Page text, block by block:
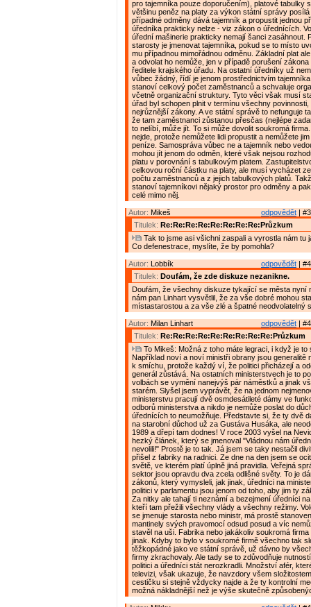
pro tajemníka pouze doporučením), platové tabulky
většinu peněz na platy za výkon státní správy
případné odměny dává tajemník a propustit jednou
úředníka prakticky nelze - viz zákon o úřednících.
úřední mašinerie prakticky nemají šanci zasáhnout.
starosty je jmenovat tajemníka, pokud se to místo
mu případnou mimořádnou odměnu. Základní plat
a odvolat ho nemůže, jen v případě porušení
ředitele krajského úřadu. Na ostatní úředníky už
vůbec žádný, řídí je jenom prostřednictvím
stanoví celkový počet zaměstnanců a schvaluje
včetně organizační struktury. Tyto věci však musí
úřad byl schopen plnit v termínu všechny
nejrůznější zákony. A ve státní správě to nefunguje
že tam zaměstnanci zůstanou přesčas (nejlépe
to nelíbí, může jít. To si může dovolit soukromá
nejde, protože nemůžete lidi propustit a nemůžete
peníze. Samospráva vůbec ne a tajemník nebo
mohou jít jenom do odměn, které však nejsou
platu v porovnání s tabulkovým platem.
celkovou roční částku na platy, ale musí vycházet
počtu zaměstnanců a z jejich tabulkových platů.
stanoví tajemníkovi nějaký prostor pro odměny a
celé mimo něj.
odpovědět |
Autor: Mikeš
Titulek: Re:Re:Re:Re:Re:Re:Re:Re:Průzkum
Tak to jsme asi všichni zaspali a vyrostla nám tu
Co defenestrace, myslíte, že by pomohla?
odpovědět |
Autor: Lobbík
Titulek: Doufám, že zde diskuze nezanikne.
Doufám, že všechny diskuze tykající se města nyní
nám pan Linhart vysvětlil, že za vše dobré mohou
místastarostou a za vše zlé a špatné neodvolatelný
odpovědět |
Autor: Milan Linhart
Titulek: Re:Re:Re:Re:Re:Re:Re:Re:Re:Průzkum
To Mikeš: Možná z toho máte legraci, i když je to
Například noví a noví ministři obrany jsou generalitě
k smíchu, protože každý ví, že politici přicházejí a
generál zůstává. Na ostatních ministerstvech je to
volbách se vymění nanejvýš pár náměstků a jinak
starém. Slyšel jsem vyprávět, že na jednom
ministerstvu pracují dvě osmdesátileté dámy ve
odborů ministerstva a nikdo je nemůže poslat do
úřednících to neumožňuje. Představte si, že ty dvě
na starobní důchod už za Gustáva Husáka, ale
1989 a dřepí tam dodnes! V roce 2003 vyšel na
hezký článek, který se jmenoval "Vládnou nám
nevolili!" Prostě je to tak. Já jsem se taky nestačil
přišel z fabriky na radnici. Ze dne na den jsem se
světě, ve kterém platí úplně jiná pravidla. Veřejná
sektor jsou opravdu dva zcela odlišné světy. To je
zákonů, který vymysleli, jak jinak, úředníci na
politici v parlamentu jsou jenom od toho, aby jim ty
Za nitky ale tahají ti neznámí a bezejmení úředníci
kteří tam přežili všechny vlády a všechny režimy.
se jmenuje starosta nebo ministr, má prostě
mantinely svých pravomocí odsud posud a víc
stavěl na uši. Fabrika nebo jakákoliv soukromá
jinak. Kdyby to bylo v soukromé firmě všechno tak
těžkopádné jako ve státní správě, už dávno by
firmy zkrachovaly. Ale tady se to zdůvodňuje
politici a úředníci stát nerozkradli. Množství afér,
televizi, však ukazuje, že navzdory všem
cestičku si stejně vždycky najde a že ty kontrolní
možná nákladnější než je výše skutečně